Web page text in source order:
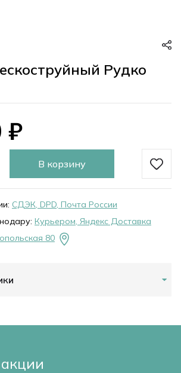
Рудко
₽
В корзину
СДЭК, DPD, Почта России
Курьером, Яндекс Доставка
80